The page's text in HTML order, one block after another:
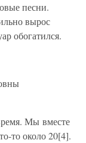
песни.
вырос
обогатился.
Мы вместе
то около 20[4].